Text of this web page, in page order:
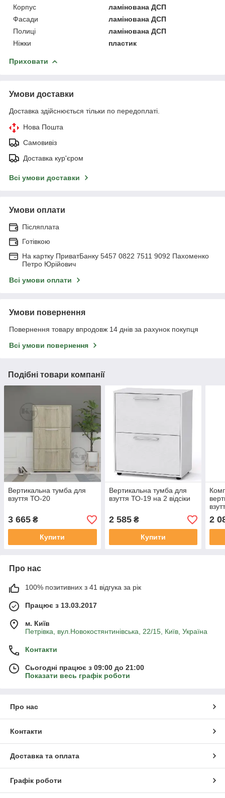
Корпус
ламінована ДСП
Фасади
ламінована ДСП
Полиці
ламінована ДСП
Ніжки
пластик
Приховати
Умови доставки
Доставка здійснюється тільки по передоплаті.
Нова Пошта
Самовивіз
Доставка кур'єром
Всі умови доставки
Умови оплати
Післяплата
Готівкою
На картку ПриватБанку 5457 0822 7511 9092 Пахоменко
Петро Юрійович
Всі умови оплати
Умови повернення
Повернення товару впродовж 14 днів за рахунок покупця
Всі умови повернення
Подібні товари компанії
Вертикальна тумба для
взуття ТО-20
3 665 ₴
Купити
Вертикальна тумба для
взуття ТО-19 на 2 відсіки
2 585₴
Купити
2
Про нас
100% позитивних з 41 відгука за рік
Працює з 13.03.2017
м. Київ
Петрівка, вул.Новокостянтинівська, 22/15, Київ, Україна
Контакти
Сьогодні працює з 09:00 до 21:00
Показати весь графік роботи
Про нас
Контакти
Доставка та оплата
Графік роботи